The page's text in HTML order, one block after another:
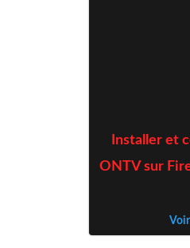
Installer et
ONTV sur